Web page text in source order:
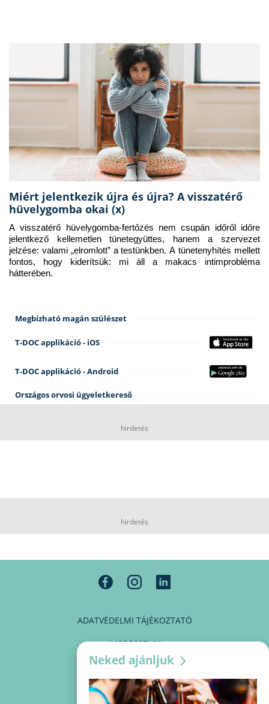
Miért jelentkezik újra és újra? A visszatérő
hüvelygomba okai (x)
A visszatérő hüvelygomba-fertőzés nem csupán időről időre
jelentkező kellemetlen tünetegyüttes, hanem a szervezet
jelzése: valami „elromlott” a testünkben. A tünetenyhítés mellett
fontos, hogy kiderítsük: mi áll a makacs intimprobléma
hátterében.
Megbízható magán szülészet
T-DOC applikáció - iOS
T-DOC applikáció - Android
Országos orvosi ügyeletkereső
hirdetés
hirdetés
ADATVÉDELMI TÁJÉKOZTATÓ
IMPRESSZUM
MÉDIAAJÁNLAT
PARTNEREINK
Neked ajánljuk